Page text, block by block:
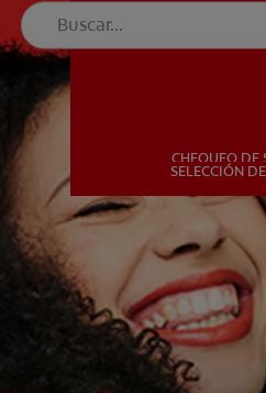
CHEQUEO DE
SELECCIÓN